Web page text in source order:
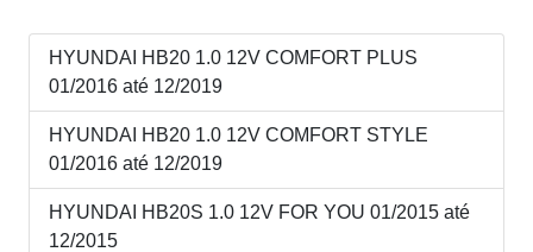
HYUNDAI HB20 1.0 12V COMFORT PLUS
01/2016 até 12/2019
HYUNDAI HB20 1.0 12V COMFORT STYLE
01/2016 até 12/2019
HYUNDAI HB20S 1.0 12V FOR YOU 01/2015 até
12/2015